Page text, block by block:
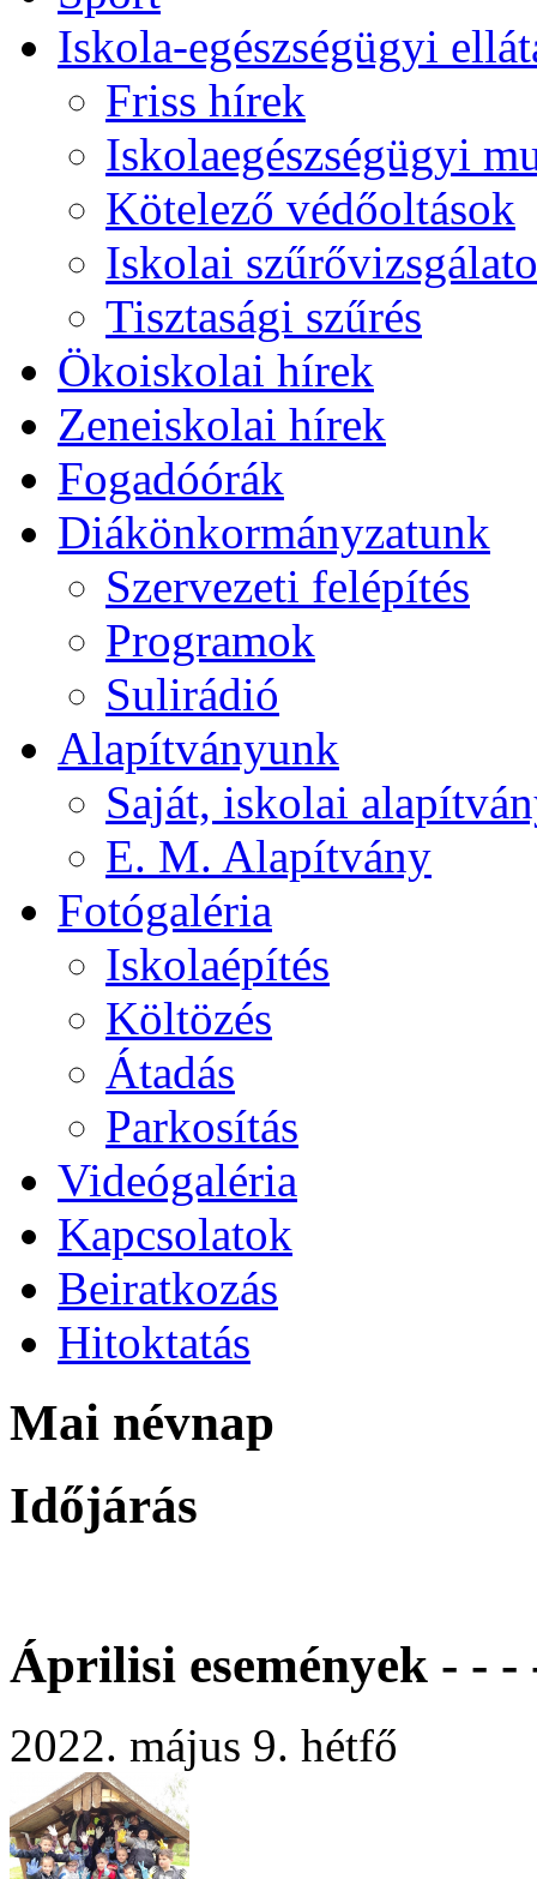
Iskola-egészségügyi
Friss hírek
Iskolaegészségügyi
Kötelező védőoltások
Iskolai
Tisztasági szűrés
Ökoiskolai hírek
Zeneiskolai hírek
Fogadóórák
Diákönkormányzatunk
Szervezeti felépítés
Programok
Sulirádió
Alapítványunk
Saját, iskolai
E. M. Alapítvány
Fotógaléria
Iskolaépítés
Költözés
Átadás
Parkosítás
Videógaléria
Kapcsolatok
Beiratkozás
Hitoktatás
Mai névnap
Időjárás
Áprilisi események - - -
2022. május 9. hétfő